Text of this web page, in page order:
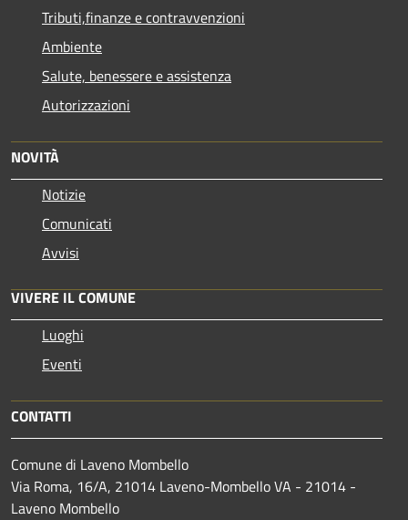
Tributi,finanze e contravvenzioni
Ambiente
Salute, benessere e assistenza
Autorizzazioni
NOVITÀ
Notizie
Comunicati
Avvisi
VIVERE IL COMUNE
Luoghi
Eventi
CONTATTI
Comune di Laveno Mombello
Via Roma, 16/A, 21014 Laveno-Mombello VA - 21014 -
Laveno Mombello